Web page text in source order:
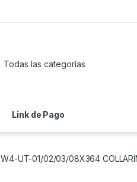
Link de Pago
W4-UT-01/02/03/08X364